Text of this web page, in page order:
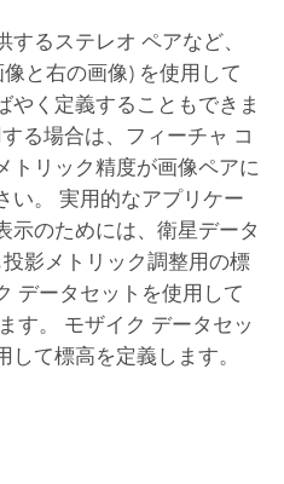
るステレオ ペアなど、
と右の画像) を使用して
やく定義することもできま
る場合は、フィーチャ コ
トリック精度が画像ペアに
い。 実用的なアプリケー
示のためには、衛星データ
影メトリック調整用の標
データセットを使用して
す。 モザイク データセッ
して標高を定義します。